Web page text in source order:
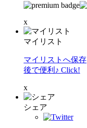
x
マイリスト
マイリストへ保存
後で便利♪ Click!
x
シェア